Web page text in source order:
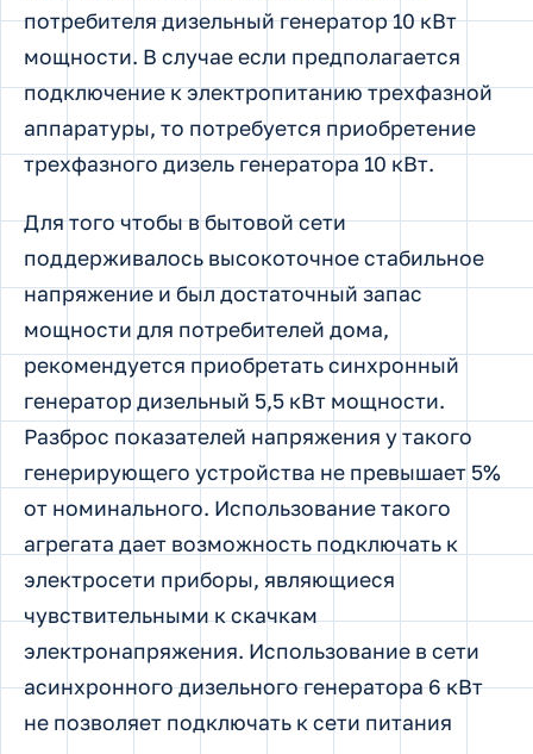
потребителя дизельный генератор 10 кВт
мощности. В случае если предполагается
подключение к электропитанию трехфазной
аппаратуры, то потребуется приобретение
трехфазного дизель генератора 10 кВт.
Для того чтобы в бытовой сети
поддерживалось высокоточное стабильное
напряжение и был достаточный запас
мощности для потребителей дома,
рекомендуется приобретать синхронный
генератор дизельный 5,5 кВт мощности.
Разброс показателей напряжения у такого
генерирующего устройства не превышает 5%
от номинального. Использование такого
агрегата дает возможность подключать к
электросети приборы, являющиеся
чувствительными к скачкам
электронапряжения. Использование в сети
асинхронного дизельного генератора 6 кВт
не позволяет подключать к сети питания